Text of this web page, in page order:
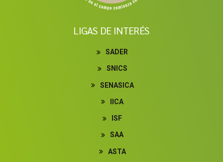
LIGAS DE INTERÉS
SADER
SNICS
SENASICA
IICA
ISF
SAA
ASTA